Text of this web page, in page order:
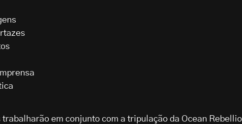
em conjunto com a tripulação da Ocean